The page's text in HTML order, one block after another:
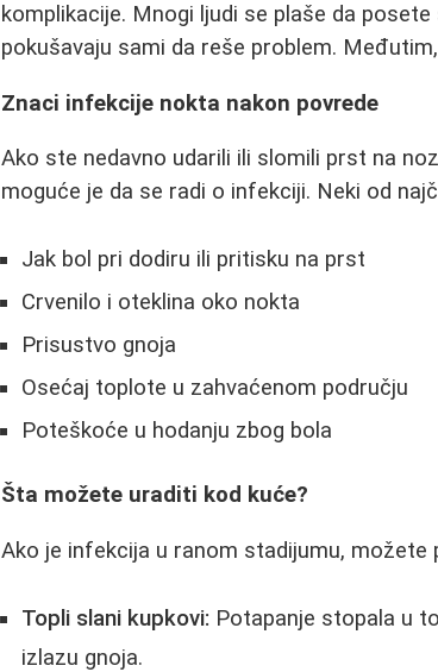
komplikacije. Mnogi ljudi se plaše da
pokušavaju sami da reše problem.
Znaci infekcije nokta nakon povrede
Ako ste nedavno udarili ili slomili prst na
moguće je da se radi o infekciji. Neki od
Jak bol pri dodiru ili pritisku na prst
Crvenilo i oteklina oko nokta
Prisustvo gnoja
Osećaj toplote u zahvaćenom području
Poteškoće u hodanju zbog bola
Šta možete uraditi kod kuće?
Ako je infekcija u ranom stadijumu,
Topli slani kupkovi: Potapanje stopala u
izlazu gnoja.